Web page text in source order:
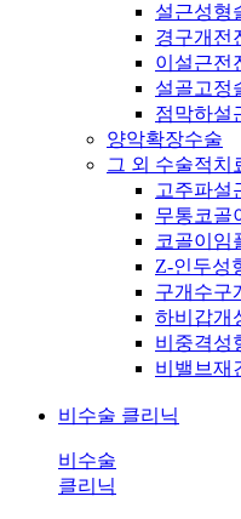
설근성형
경구개전
이설근전
설골고정
점막하설
양악확장수술
그 외 수술적치
고주파설
무통코골
코골이임
Z-인두성
구개수구
하비갑개
비중격성
비밸브재
비수술 클리닉
비수술
클리닉